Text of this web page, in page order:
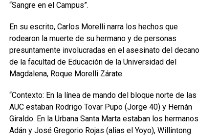
“Sangre en el Campus”.
En su escrito, Carlos Morelli narra los hechos que
rodearon la muerte de su hermano y de personas
presuntamente involucradas en el asesinato del decano
de la facultad de Educación de la Universidad del
Magdalena, Roque Morelli Zárate.
“Contexto: En la línea de mando del bloque norte de las
AUC estaban Rodrigo Tovar Pupo (Jorge 40) y Hernán
Giraldo. En la Urbana Santa Marta estaban los hermanos
Adán y José Gregorio Rojas (alias el Yoyo), Willintong